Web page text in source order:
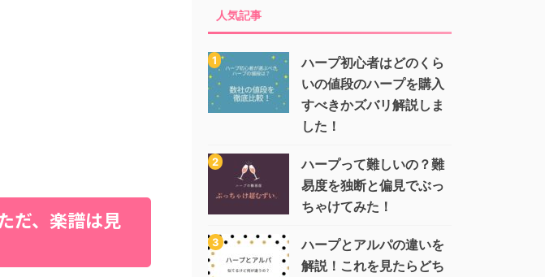
だ、楽譜は見
人気記事
ハープ初心者はどのくら
いの値段のハープを購入
すべきかズバリ解説しま
した！
ハープって難しいの？難
易度を独断と偏見でぶっ
ちゃけてみた！
ハープとアルパの違いを
解説！これを見たらどち